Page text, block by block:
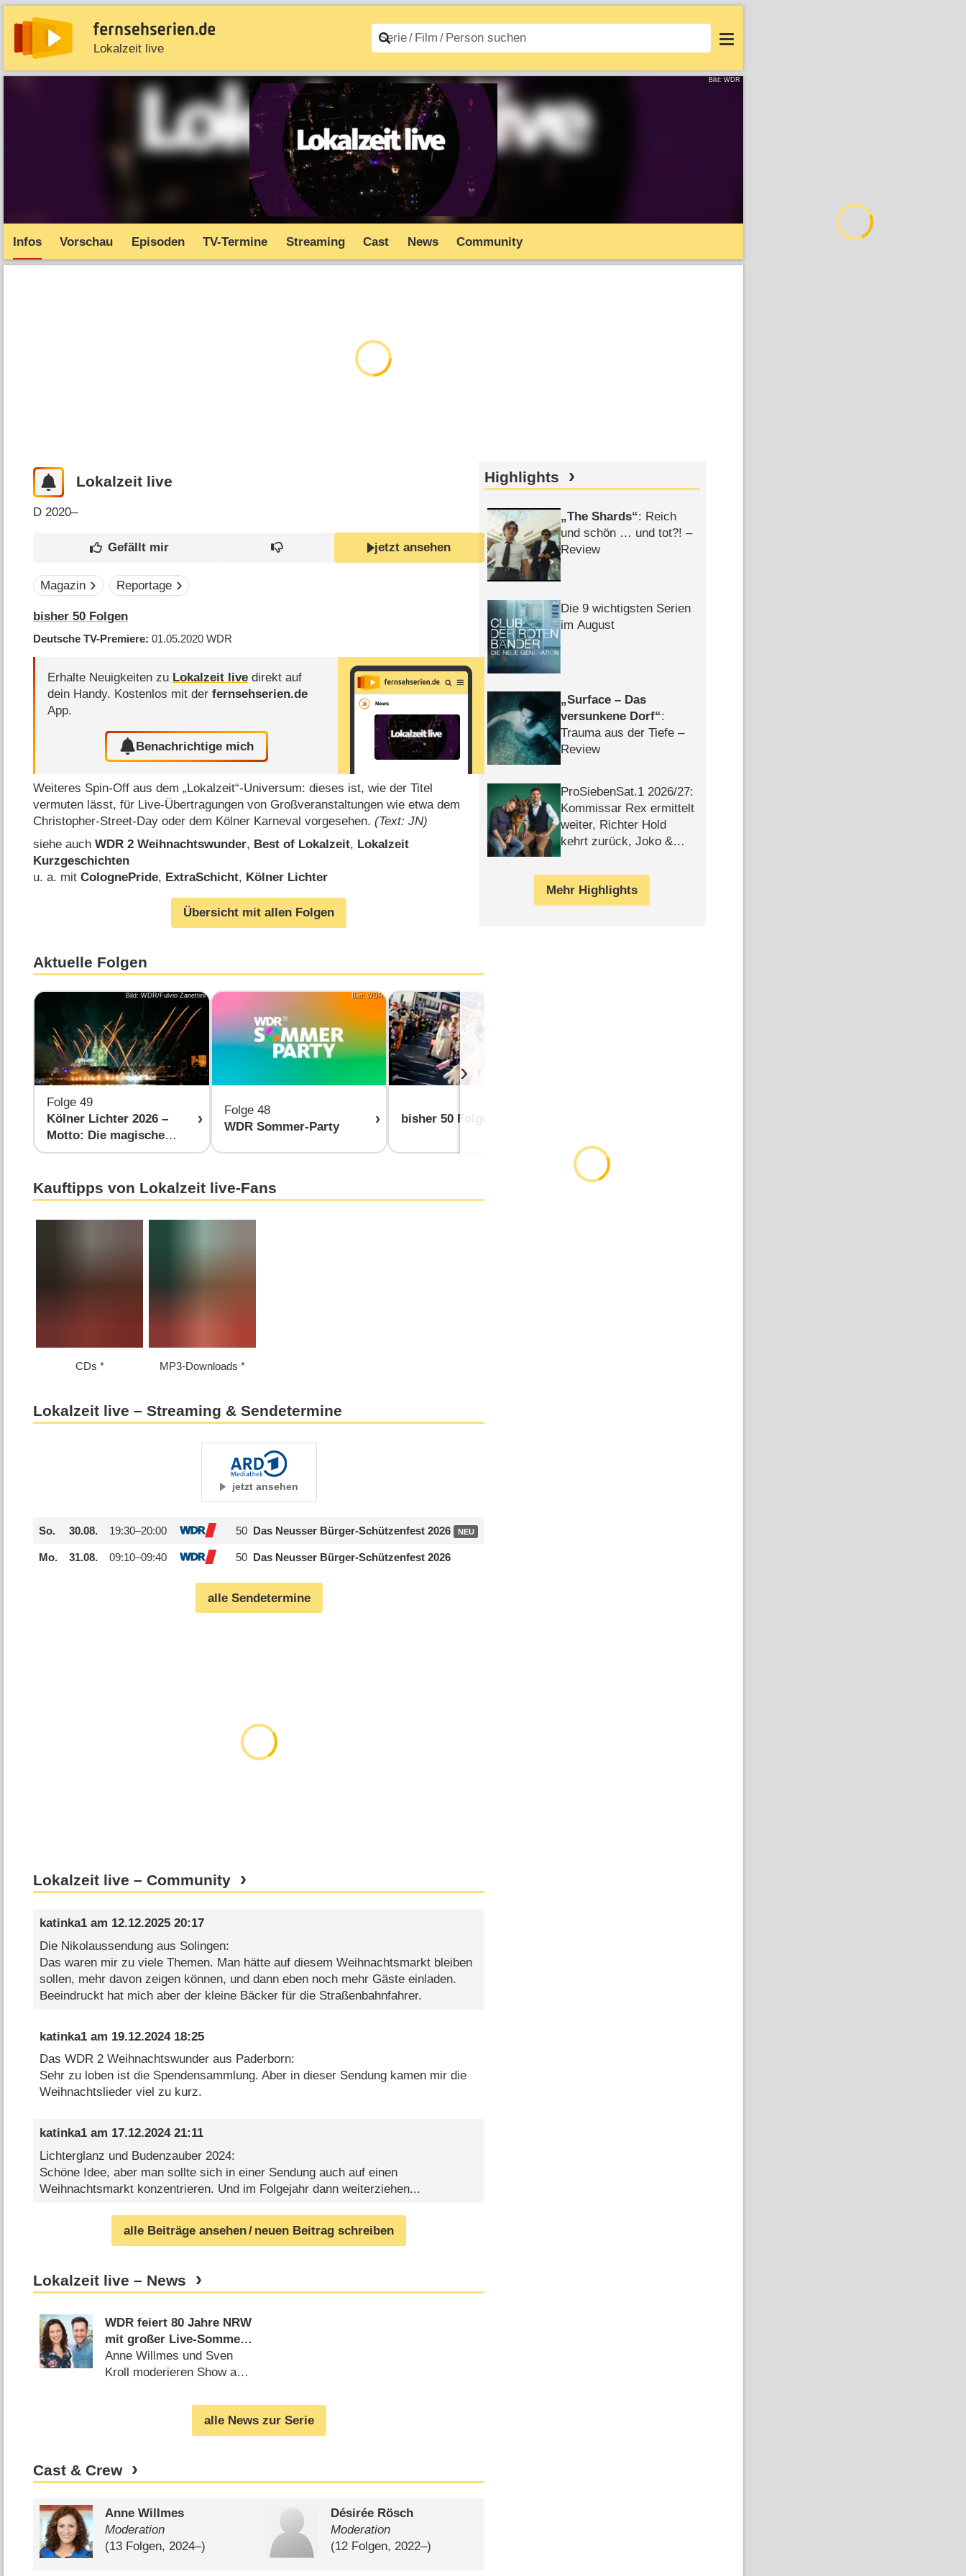
Lokalzeit live
News Entdecken Streaming Filme A–Z Login
Bild: WDR
Infos Vorschau Episoden TV-Termine Streaming Cast News Community
Lokalzeit live
D 2020–
jetzt ansehen
Magazin Reportage
bisher50 Folgen
Deutsche TV-Premiere 01.05.2020WDR
Erhalte Neuigkeiten zu Lokalzeit live direkt auf
dein Handy. Kostenlos mit derfernsehserien.de
App.
Benachrichtige mich
Weiteres Spin-Off aus dem „Lokalzeit“-Universum: dieses ist, wie der Titel
vermuten lässt, für Live-Übertragungen von Großveranstaltungen wie etwa dem
Christopher-Street-Day oder dem Kölner Karneval vorgesehen.(Text: JN)
siehe auchWDR 2 Weihnachtswunder, Best of Lokalzeit, Lokalzeit
Kurzgeschichten
u. a. mitColognePride, ExtraSchicht, Kölner Lichter
Übersicht mit allen Folgen
Aktuelle Folgen
Bild: WDR/Fulvio Zanettini
Folge 49
Kölner Lichter 2026 –
Motto: Die magische
Schule des Feuerwerks
Bild: WDR
Folge 48
WDR Sommer-Party
bisher 50 Folgen
›
Kauftipps von Lokalzeit live-Fans
CDs MP3-Downloads
Lokalzeit live – Streaming & Sendetermine
jetzt ansehen
So. 30.08. 19:30–20:00 50 Das Neusser Bürger-Schützenfest 2026 NEU
Mo. 31.08. 09:10–09:40 50 Das Neusser Bürger-Schützenfest 2026
alle Sendetermine
Lokalzeit live – Community
katinka1am 12.12.2025 20:17
Die Nikolaussendung aus Solingen:
Das waren mir zu viele Themen. Man hätte auf diesem Weihnachtsmarkt bleiben
sollen, mehr davon zeigen können, und dann eben noch mehr Gäste einladen.
Beeindruckt hat mich aber der kleine Bäcker für die Straßenbahnfahrer.
katinka1am 19.12.2024 18:25
Das WDR 2 Weihnachtswunder aus Paderborn:
Sehr zu loben ist die Spendensammlung. Aber in dieser Sendung kamen mir die
Weihnachtslieder viel zu kurz.
katinka1am 17.12.2024 21:11
Lichterglanz und Budenzauber 2024:
Schöne Idee, aber man sollte sich in einer Sendung auch auf einen
Weihnachtsmarkt konzentrieren. Und im Folgejahr dann weiterziehen...
alle Beiträge ansehen/ neuen Beitrag schreiben
Lokalzeit live – News
WDR feiert 80 Jahre NRW
mit großer Live-Sommer-
Party
Anne Willmes und Sven
Kroll moderieren Show am
alle News zur Serie
Cast & Crew
Anne Willmes
Moderation
(13 Folgen, 2024⁠–⁠)
Désirée Rösch
Moderation
(12 Folgen, 2022⁠–⁠)
Highlights
The Shards : Reich
und schön … und tot?! –
Review
Die 9 wichtigsten Serien
im August
Surface – Das
versunkene Dorf :
Trauma aus der Tiefe –
Review
ProSiebenSat.1 2026/​27:
Kommissar Rex ermittelt
weiter, Richter Hold
kehrt zurück, Joko &
Mehr Highlights